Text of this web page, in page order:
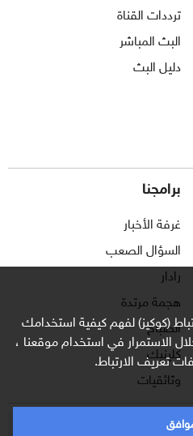
(كوكيز) لفهم كيفية استخدامك
الاستمرار في استخدام موقعنا ،
تعريف الارتباط.
ترددات القناة
البث المباشر
دليل البث
برامجنا
غرفة الأخبار
السؤال الصعب
رادار
هجمة مرتدة
الصباح
كلينيك
وثائقيات